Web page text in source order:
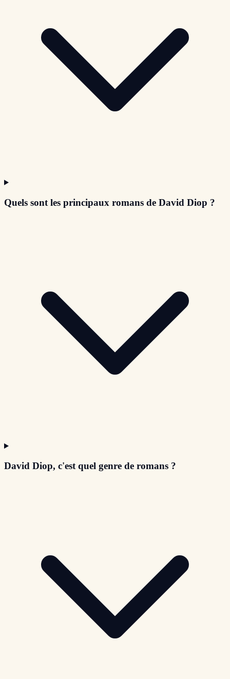
Quels sont les principaux romans de David Diop ?
David Diop, c'est quel genre de romans ?